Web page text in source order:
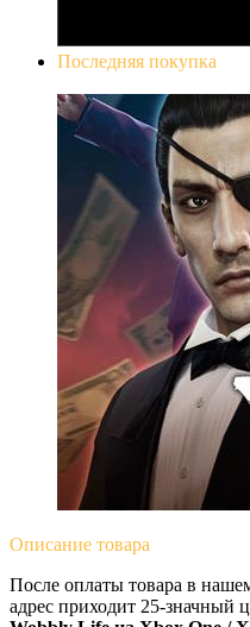
Последняя покупка
Описание товара
После оплаты товара в
адрес приходит 25-значный